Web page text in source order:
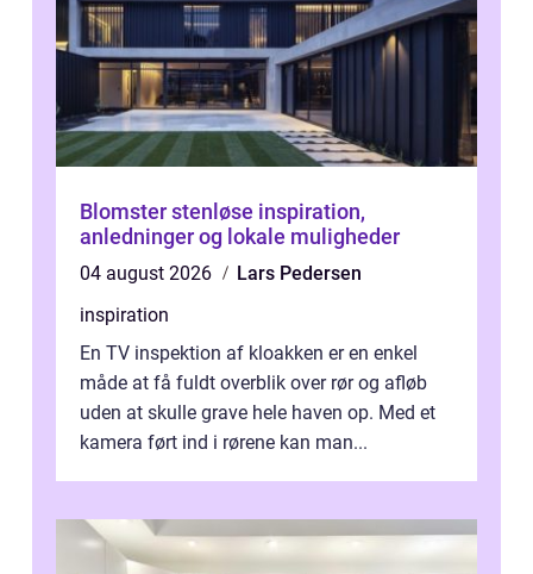
Blomster stenløse inspiration,
anledninger og lokale muligheder
04 august 2026
Lars Pedersen
inspiration
En TV inspektion af kloakken er en enkel
måde at få fuldt overblik over rør og afløb
uden at skulle grave hele haven op. Med et
kamera ført ind i rørene kan man...